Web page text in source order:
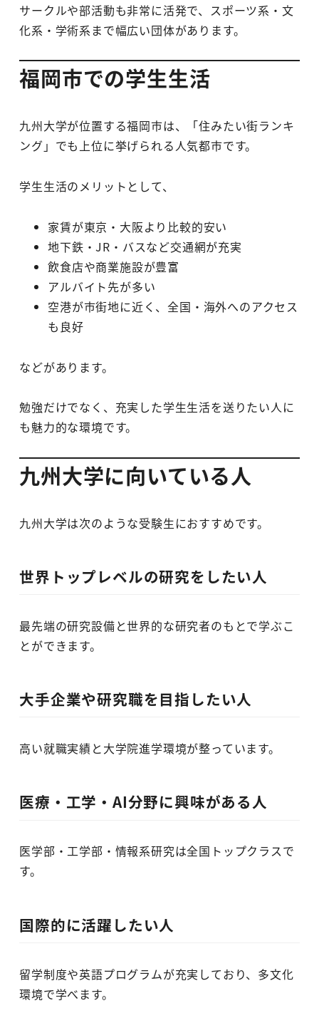
サークルや部活動も非常に活発で、スポーツ系・文
化系・学術系まで幅広い団体があります。
福岡市での学生生活
九州大学が位置する福岡市は、「住みたい街ランキ
ング」でも上位に挙げられる人気都市です。
学生生活のメリットとして、
家賃が東京・大阪より比較的安い
地下鉄・JR・バスなど交通網が充実
飲食店や商業施設が豊富
アルバイト先が多い
空港が市街地に近く、全国・海外へのアクセス
も良好
などがあります。
勉強だけでなく、充実した学生生活を送りたい人に
も魅力的な環境です。
九州大学に向いている人
九州大学は次のような受験生におすすめです。
世界トップレベルの研究をしたい人
最先端の研究設備と世界的な研究者のもとで学ぶこ
とができます。
大手企業や研究職を目指したい人
高い就職実績と大学院進学環境が整っています。
医療・工学・AI分野に興味がある人
医学部・工学部・情報系研究は全国トップクラスで
す。
国際的に活躍したい人
留学制度や英語プログラムが充実しており、多文化
環境で学べます。